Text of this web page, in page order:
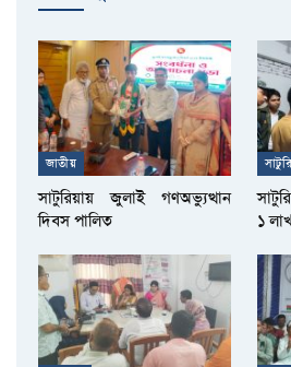
জাতীয়
সাটুরিয়ায় জুলাই গণঅভ্যুত্থান
দিবস পালিত
১